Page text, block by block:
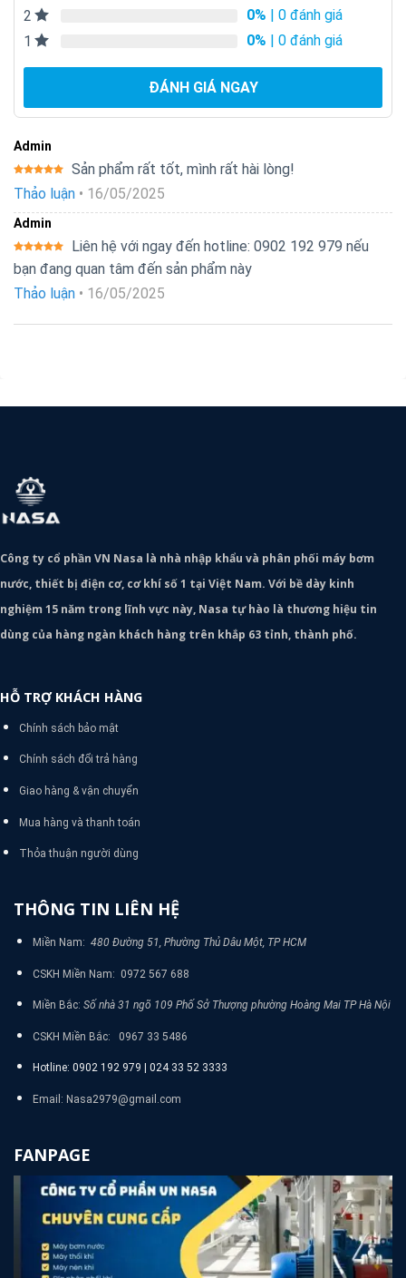
2
0% | 0 đánh giá
1
0% | 0 đánh giá
ĐÁNH GIÁ NGAY
Admin
Được xếp
hạng5 5
Sản phẩm rất tốt, mình rất hài lòng!
Thảo luận • 16/05/2025
Admin
Được xếp
hạng 5 5
Liên hệ với ngay đến hotline: 0902 192 979 nếu
bạn đang quan tâm đến sản phẩm này
Thảo luận • 16/05/2025
Công ty cổ phần VN Nasa là nhà nhập khẩu và phân phối máy bơm
nước, thiết bị điện cơ, cơ khí số 1 tại Việt Nam. Với bề dày kinh
nghiệm 15 năm trong lĩnh vực này, Nasa tự hào là thương hiệu tin
dùng của hàng ngàn khách hàng trên khắp 63 tỉnh, thành phố.
HỖ TRỢ KHÁCH HÀNG
Chính sách bảo mật
Chính sách đổi trả hàng
Giao hàng & vận chuyển
Mua hàng và thanh toán
Thỏa thuận người dùng
THÔNG TIN LIÊN HỆ
Miền Nam: 480 Đường 51, Phường Thủ Dâu Một, TP HCM
CSKH Miền Nam: 0972 567 688
Miền Bắc: Số nhà 31 ngõ 109 Phố Sở Thượng phường Hoàng Mai TP Hà Nội
CSKH Miền Bắc: 0967 33 5486
Hotline: 0902 192 979 | 024 33 52 3333
Email: Nasa2979@gmail.com
FANPAGE